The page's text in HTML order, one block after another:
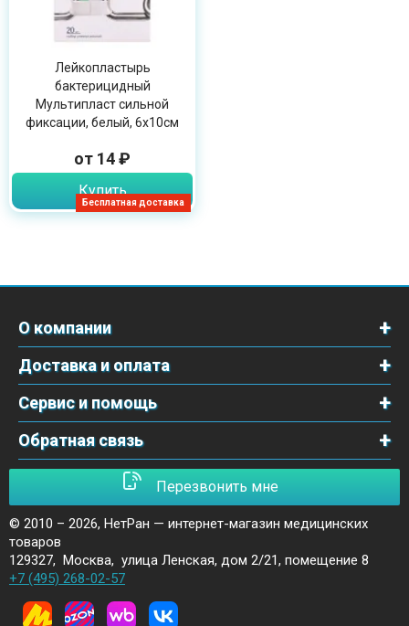
Бесплатная доставка
Лейкопластырь
бактерицидный
Мультипласт сильной
фиксации, белый, 6х10см
от 14 ₽
Купить
О компании
Доставка и оплата
Сервис и помощь
Обратная связь
Перезвонить мне
© 2010 – 2026, НетРан — интернет-магазин медицинских
товаров
129327, Москва, улица Ленская, дом 2/21, помещение 8
+7 (495) 268-02-57